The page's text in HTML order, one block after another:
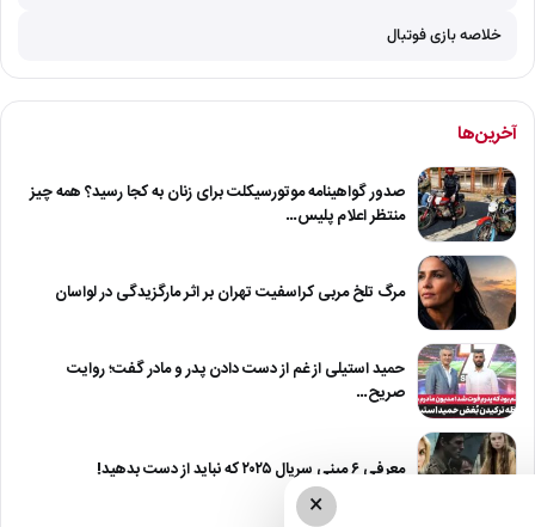
خلاصه بازی فوتبال
آخرین‌ها
صدور گواهینامه موتورسیکلت برای زنان به کجا رسید؟ همه چیز
منتظر اعلام پلیس…
مرگ تلخ مربی کراسفیت تهران بر اثر مارگزیدگی در لواسان
حمید استیلی از غم از دست دادن پدر و مادر گفت؛ روایت
صریح…
معرفی ۶ مینی سریال ۲۰۲۵ که نباید از دست بدهید!
×